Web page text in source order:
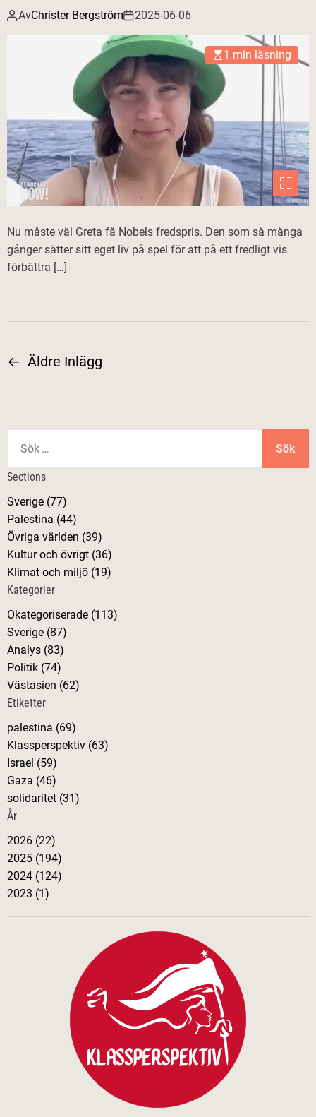
AvChrister Bergström 2025-06-06
1 min läsning
Nu måste väl Greta få Nobels fredspris. Den som så många
gånger sätter sitt eget liv på spel för att på ett fredligt vis
förbättra […]
I
l
ä
g
g
s
n
a
v
i
g
e
r
i
n
← Äldre Inlägg
k
f
t
e
r
:
Sections
Sverige (77)
Palestina (44)
Övriga världen (39)
Kultur och övrigt (36)
Klimat och miljö (19)
Kategorier
Okategoriserade (113)
Sverige (87)
Analys (83)
Politik (74)
Västasien (62)
Etiketter
palestina (69)
Klassperspektiv (63)
Israel (59)
Gaza (46)
solidaritet (31)
År
2026 (22)
2025 (194)
2024 (124)
2023 (1)